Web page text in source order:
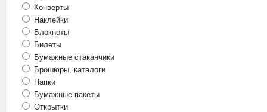
Конверты
Наклейки
Блокноты
Билеты
Бумажные стаканчики
Брошюры, каталоги
Папки
Бумажные пакеты
Открытки